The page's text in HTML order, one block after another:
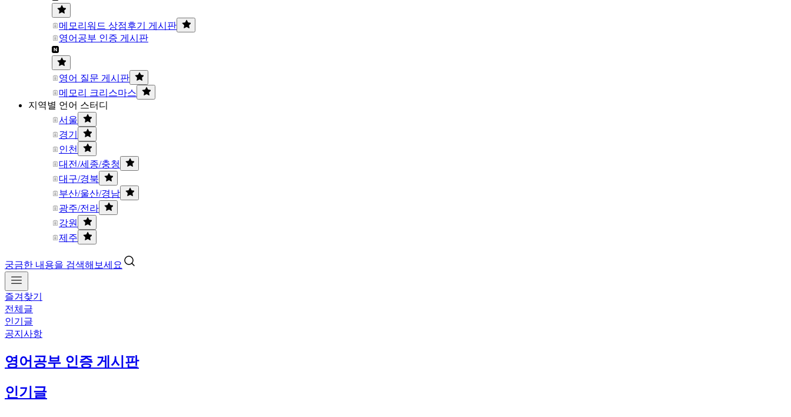
메모리워드 상점후기 게시판
영어공부 인증 게시판
영어 질문 게시판
메모리 크리스마스
지역별 언어 스터디
서울
경기
인천
대전/세종/충청
대구/경북
부산/울산/경남
광주/전라
강원
제주
궁금한 내용을 검색해보세요
즐겨찾기
전체글
인기글
공지사항
영어공부 인증 게시판
인기글